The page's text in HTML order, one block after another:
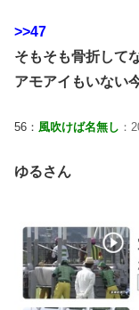
>>47
そもそも骨折して
アモアイもいない
56： 風吹けば名無し ：
ゆるさん